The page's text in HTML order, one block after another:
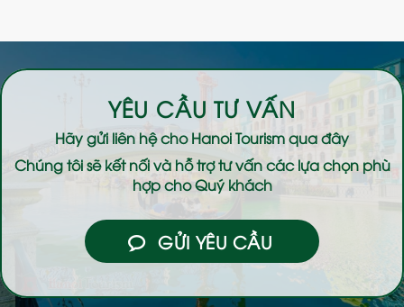
YÊU CẦU TƯ VẤN
Hãy gửi liên hệ choHanoi Tourismqua đây
Chúng tôi sẽ kết nối và hỗ trợ tư vấn các lựa chọn phù
hợp cho Quý khách
GỬI YÊU CẦU